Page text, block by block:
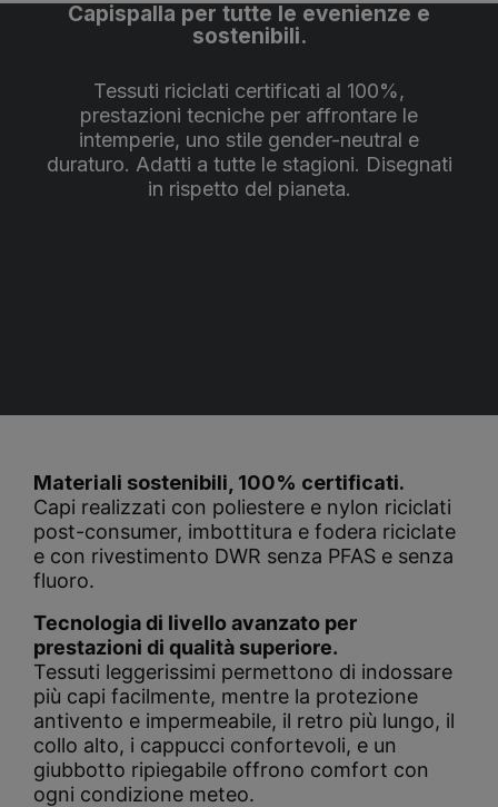
Capispalla per tutte le evenienze e
sostenibili.
Tessuti riciclati certificati al 100%,
prestazioni tecniche per affrontare le
intemperie, uno stile gender-neutral e
duraturo. Adatti a tutte le stagioni. Disegnati
in rispetto del pianeta.
Materiali sostenibili, 100% certificati.
Capi realizzati con poliestere e nylon riciclati
post-consumer, imbottitura e fodera riciclate
e con rivestimento DWR senza PFAS e senza
fluoro.
Tecnologia di livello avanzato per
prestazioni di qualità superiore.
Tessuti leggerissimi permettono di indossare
più capi facilmente, mentre la protezione
antivento e impermeabile, il retro più lungo, il
collo alto, i cappucci confortevoli, e un
giubbotto ripiegabile offrono comfort con
ogni condizione meteo.